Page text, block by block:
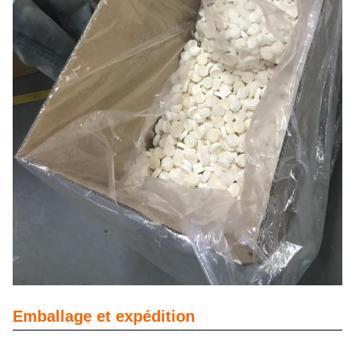
Emballage et expédition